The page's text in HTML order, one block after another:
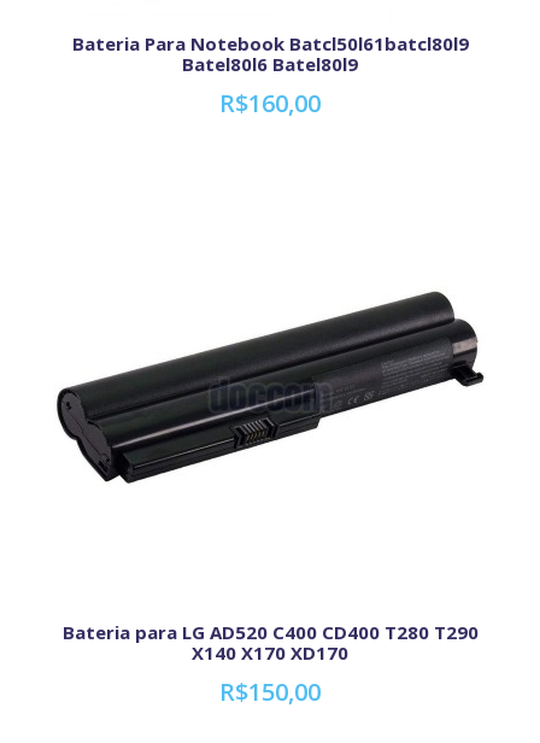
Bateria Para Notebook Batcl50l61batcl80l9
Batel80l6 Batel80l9
R$160,00
Bateria para LG AD520 C400 CD400 T280 T290
X140 X170 XD170
R$150,00